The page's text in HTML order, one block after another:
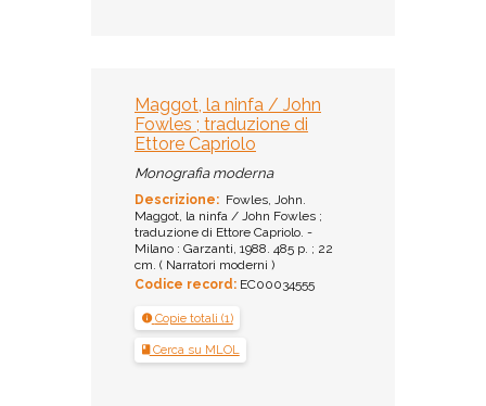
Maggot, la ninfa / John
Fowles ; traduzione di
Ettore Capriolo
Monografia moderna
Descrizione: Fowles, John.
Maggot, la ninfa / John Fowles ;
traduzione di Ettore Capriolo. -
Milano : Garzanti, 1988. 485 p. ; 22
cm. ( Narratori moderni )
Codice record: EC00034555
Copie totali (1)
Cerca su MLOL